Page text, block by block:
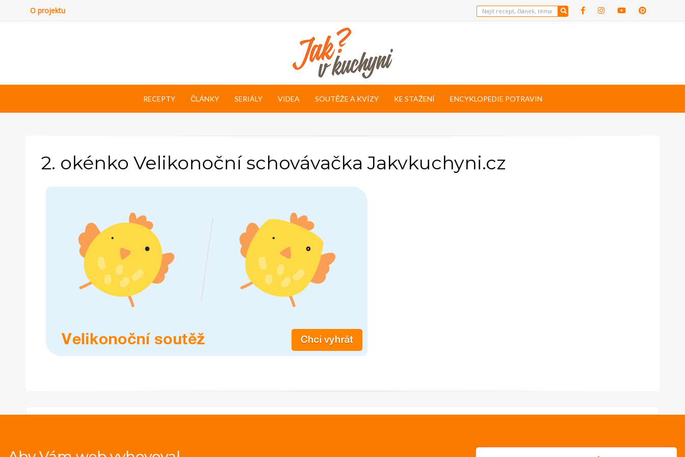
O projektu
RECEPTY ČLÁNKY SERIÁLY VIDEA SOUTĚŽE A KVÍZY KE STAŽENÍ ENCYKLOPEDIE POTRAVIN
2. okénko Velikonoční schovávačka Jakvkuchyni.cz